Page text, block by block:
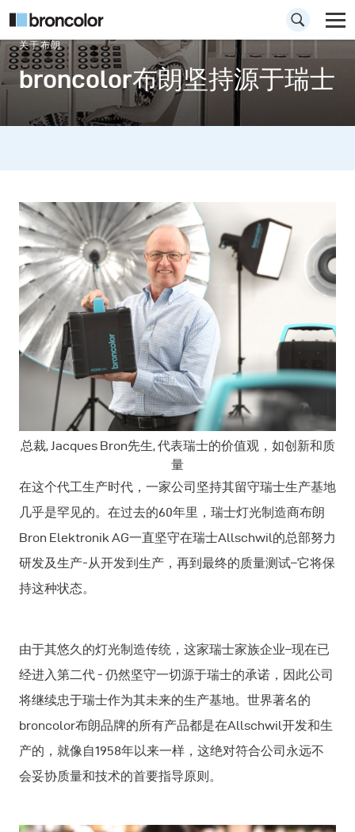
关于布朗
broncolor布朗坚持源于瑞士
总裁, Jacques Bron先生, 代表瑞士的价值观，如创新和质
量
在这个代工生产时代，一家公司坚持其留守瑞士生产基地
几乎是罕见的。在过去的60年里，瑞士灯光制造商布朗
Bron Elektronik AG一直坚守在瑞士Allschwil的总部努力
研发及生产-从开发到生产，再到最终的质量测试–它将保
持这种状态。
由于其悠久的灯光制造传统，这家瑞士家族企业–现在已
经进入第二代 - 仍然坚守一切源于瑞士的承诺，因此公司
将继续忠于瑞士作为其未来的生产基地。世界著名的
broncolor布朗品牌的所有产品都是在Allschwil开发和生
产的，就像自1958年以来一样，这绝对符合公司永远不
会妥协质量和技术的首要指导原则。